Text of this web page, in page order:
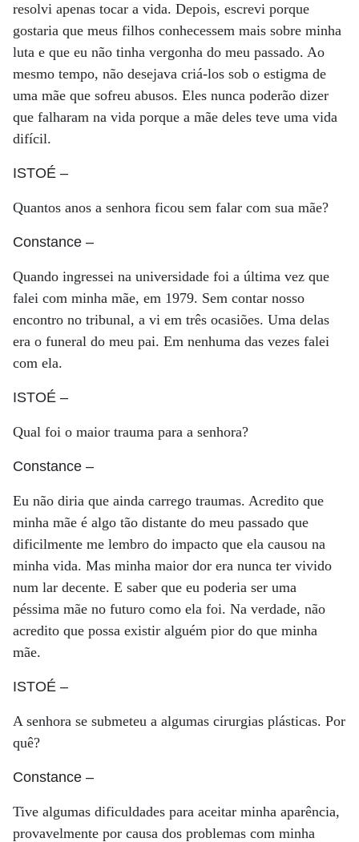
resolvi apenas tocar a vida. Depois, escrevi porque
gostaria que meus filhos conhecessem mais sobre minha
luta e que eu não tinha vergonha do meu passado. Ao
mesmo tempo, não desejava criá-los sob o estigma de
uma mãe que sofreu abusos. Eles nunca poderão dizer
que falharam na vida porque a mãe deles teve uma vida
difícil.
ISTOÉ –
Quantos anos a senhora ficou sem falar com sua mãe?
Constance –
Quando ingressei na universidade foi a última vez que
falei com minha mãe, em 1979. Sem contar nosso
encontro no tribunal, a vi em três ocasiões. Uma delas
era o funeral do meu pai. Em nenhuma das vezes falei
com ela.
ISTOÉ –
Qual foi o maior trauma para a senhora?
Constance –
Eu não diria que ainda carrego traumas. Acredito que
minha mãe é algo tão distante do meu passado que
dificilmente me lembro do impacto que ela causou na
minha vida. Mas minha maior dor era nunca ter vivido
num lar decente. E saber que eu poderia ser uma
péssima mãe no futuro como ela foi. Na verdade, não
acredito que possa existir alguém pior do que minha
mãe.
ISTOÉ –
A senhora se submeteu a algumas cirurgias plásticas. Por
quê?
Constance –
Tive algumas dificuldades para aceitar minha aparência,
provavelmente por causa dos problemas com minha